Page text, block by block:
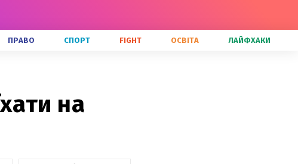
ПРАВО СПОРТ FIGHT ОСВІТА ЛАЙФХАКИ
на